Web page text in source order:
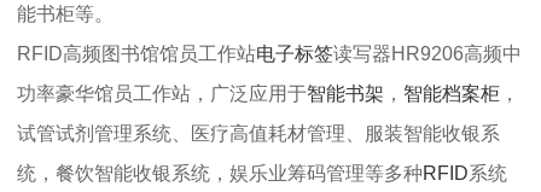
能书柜等。
RFID高频图书馆馆员工作站电子标签读写器HR9206高频中
功率豪华馆员工作站，广泛应用于智能书架 ， 智能档案柜 ，
试管试剂管理系统、医疗高值耗材管理、服装智能收银系
统，餐饮智能收银系统，娱乐业筹码管理等多种RFID系统